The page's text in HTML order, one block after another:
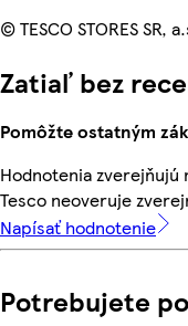
© TESCO STORES SR,
Zatiaľ bez
Pomôžte ostatným
Hodnotenia zverejňujú
Tesco neoveruje
Napísať hodnotenie
Potrebujete